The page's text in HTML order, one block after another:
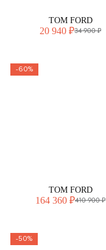
TOM FORD
20 940 ₽34 900 ₽
-60%
TOM FORD
164 360 ₽410 900 ₽
-50%